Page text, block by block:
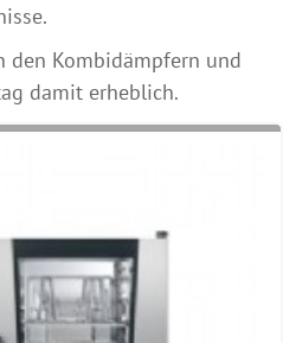
den Kombidämpfern und
damit erheblich.